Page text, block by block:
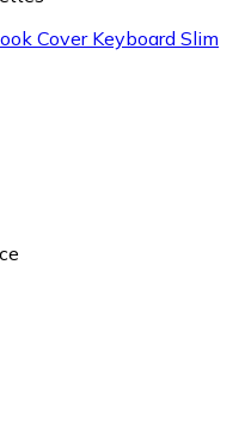
Cover Keyboard Slim